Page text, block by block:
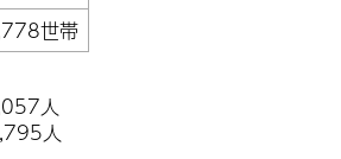
世帯
人
人